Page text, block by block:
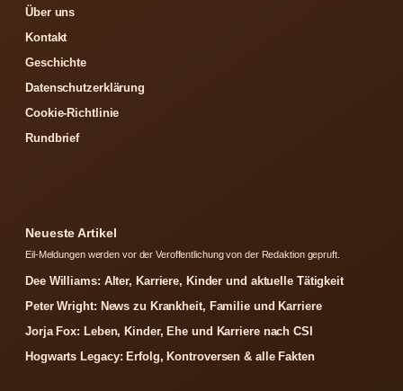
Über uns
Kontakt
Geschichte
Datenschutzerklärung
Cookie-Richtlinie
Rundbrief
Neueste Artikel
Eil-Meldungen werden vor der Veroffentlichung von der Redaktion gepruft.
Dee Williams: Alter, Karriere, Kinder und aktuelle Tätigkeit
Peter Wright: News zu Krankheit, Familie und Karriere
Jorja Fox: Leben, Kinder, Ehe und Karriere nach CSI
Hogwarts Legacy: Erfolg, Kontroversen & alle Fakten